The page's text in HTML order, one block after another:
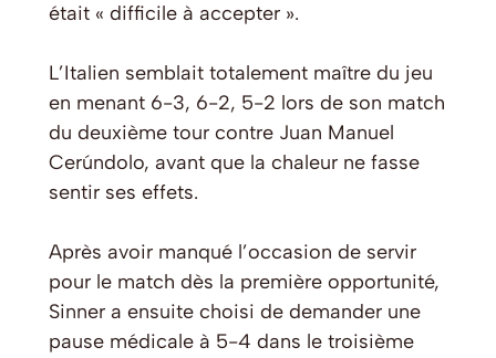
était « difficile à accepter ».
L’Italien semblait totalement maître du jeu
en menant 6-3, 6-2, 5-2 lors de son match
du deuxième tour contre Juan Manuel
Cerúndolo, avant que la chaleur ne fasse
sentir ses effets.
Après avoir manqué l’occasion de servir
pour le match dès la première opportunité,
Sinner a ensuite choisi de demander une
pause médicale à 5-4 dans le troisième